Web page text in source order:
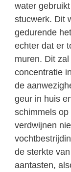
water
stucwerk. Dit
gedurende
echter dat er
muren. Dit
concentratie
de
geur in huis
schimmels
verdwijnen
de sterkte
aantasten,